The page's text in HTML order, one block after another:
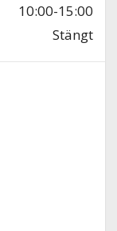
10:00-15:00
Stängt